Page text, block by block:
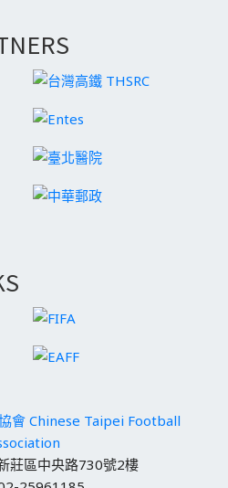
會 Chinese Taipei Football
莊區中央路730號2樓